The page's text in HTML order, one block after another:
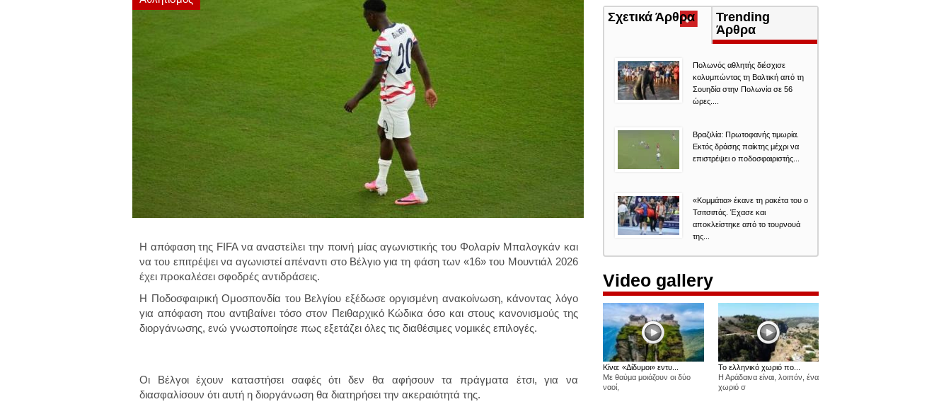
Η απόφαση της FIFA να αναστείλει την ποινή μίας αγωνιστικής του Φολαρίν Μπαλογκάν και
να του επιτρέψει να αγωνιστεί απέναντι στο Βέλγιο για τη φάση των «16» του Μουντιάλ 2026
έχει προκαλέσει σφοδρές αντιδράσεις.
Η Ποδοσφαιρική Ομοσπονδία του Βελγίου εξέδωσε οργισμένη ανακοίνωση, κάνοντας λόγο
για απόφαση που αντιβαίνει τόσο στον Πειθαρχικό Κώδικα όσο και στους κανονισμούς της
διοργάνωσης, ενώ γνωστοποίησε πως εξετάζει όλες τις διαθέσιμες νομικές επιλογές.
Οι Βέλγοι έχουν καταστήσει σαφές ότι δεν θα αφήσουν τα πράγματα έτσι, για να
διασφαλίσουν ότι αυτή η διοργάνωση θα διατηρήσει την ακεραιότητά της.
Σχετικά Άρθρα (ενεργή
καρτέλα)
Trending
Άρθρα
Πολωνός αθλητής διέσχισε
κολυμπώντας τη Βαλτική από τη
Σουηδία στην Πολωνία σε 56
ώρες....
Βραζιλία: Πρωτοφανής τιμωρία.
Εκτός δράσης παίκτης μέχρι να
επιστρέψει ο ποδοσφαιριστής...
«Κομμάτια» έκανε τη ρακέτα του ο
Τσιτσιπάς. Έχασε και
αποκλείστηκε από το τουρνουά
της...
Video gallery
Κίνα: «Δίδυμοι» εντυ...
Με θαύμα μοιάζουν οι δύο
ναοί,
Το ελληνικό χωριό πο...
Η Αράδαινα είναι, λοιπόν, ένα
χωριό σ